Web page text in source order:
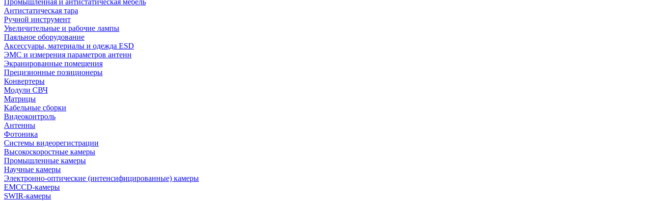
Промышленная и антистатическая мебель
Антистатическая тара
Ручной инструмент
Увеличительные и рабочие лампы
Паяльное оборудование
Аксессуары, материалы и одежда ESD
ЭМС и измерения параметров антенн
Экранированные помещения
Прецизионные позиционеры
Конвертеры
Модули СВЧ
Матрицы
Кабельные сборки
Видеоконтроль
Антенны
Фотоника
Cистемы видеорегистрации
Высокоскоростные камеры
Промышленные камеры
Научные камеры
Электронно-оптические (интенсифицированные) камеры
EMCCD-камеры
SWIR-камеры